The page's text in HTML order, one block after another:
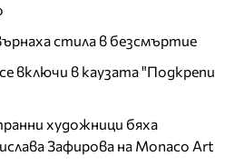
стила в безсмъртие
включи в каузата "Подкрепи
художници бяха
Зафирова на Monaco Art